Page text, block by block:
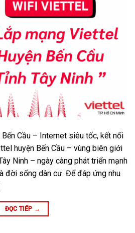
Cầu – Internet siêu tốc, kết nối
huyện Bến Cầu – vùng biên giới
Ninh – ngày càng phát triển mạnh
đời sống dân cư. Để đáp ứng nhu
ĐỌC TIẾP →